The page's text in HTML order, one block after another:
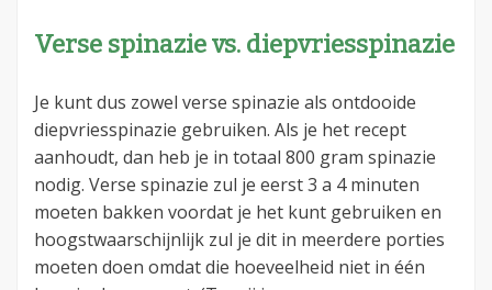
Verse spinazie vs. diepvriesspinazie
Je kunt dus zowel verse spinazie als ontdooide
diepvriesspinazie gebruiken. Als je het recept
aanhoudt, dan heb je in totaal 800 gram spinazie
nodig. Verse spinazie zul je eerst 3 a 4 minuten
moeten bakken voordat je het kunt gebruiken en
hoogstwaarschijnlijk zul je dit in meerdere porties
moeten doen omdat die hoeveelheid niet in één